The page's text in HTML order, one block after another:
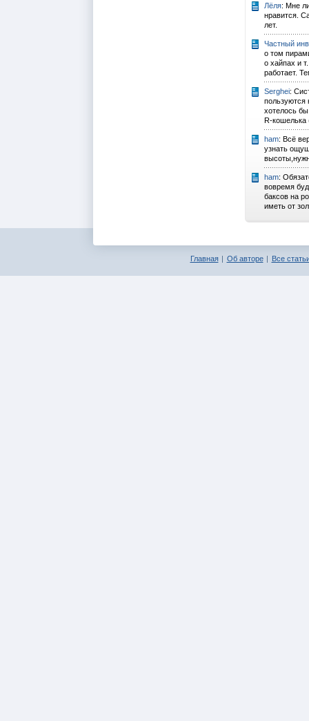
Лёля: Мне
нравится.
лет.
Частный
о том
о хайпах и
работает.
Serghei:
пользуются
хотелось бы
R-кошелька
ham: Всё
узнать
ham:
вовремя
баксов на
иметь от
Главная Об авторе Все